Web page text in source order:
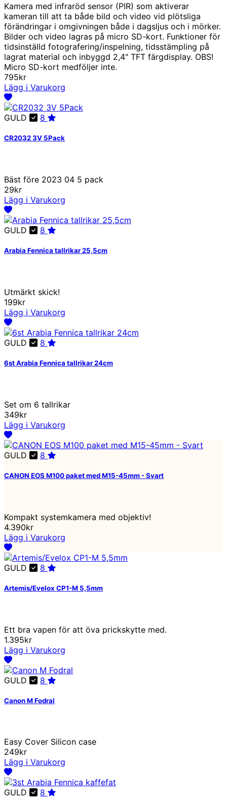
Kamera med infraröd sensor (PIR) som aktiverar
kameran till att ta både bild och video vid plötsliga
förändringar i omgivningen både i dagsljus och i mörker.
Bilder och video lagras på micro SD-kort. Funktioner för
tidsinställd fotografering/inspelning, tidsstämpling på
lagrat material och inbyggd 2,4" TFT färgdisplay. OBS!
Micro SD-kort medföljer inte.
795kr
Lägg i Varukorg
GULD 8
CR2032 3V 5Pack
Bäst före 2023 04 5 pack
29kr
Lägg i Varukorg
GULD 8
Arabia Fennica tallrikar 25,5cm
Utmärkt skick!
199kr
Lägg i Varukorg
GULD 8
6st Arabia Fennica tallrikar 24cm
Set om 6 tallrikar
349kr
Lägg i Varukorg
GULD 8
CANON EOS M100 paket med M15-45mm - Svart
Kompakt systemkamera med objektiv!
4.390kr
Lägg i Varukorg
GULD 8
Artemis/Evelox CP1-M 5,5mm
Ett bra vapen för att öva prickskytte med.
1.395kr
Lägg i Varukorg
GULD 8
Canon M Fodral
Easy Cover Silicon case
249kr
Lägg i Varukorg
GULD 8